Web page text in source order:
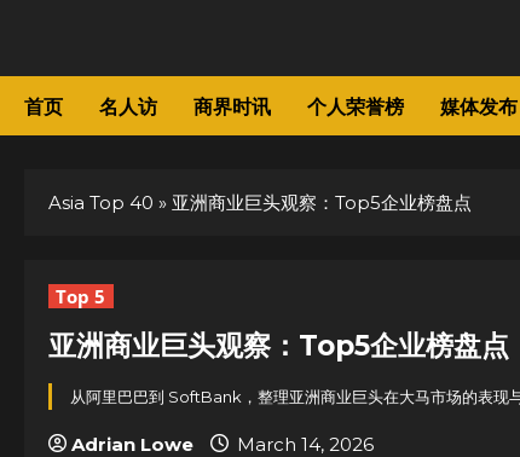
content
首页 名人访 商界时讯 个人荣誉榜 媒体发布
Asia Top 40 » 亚洲商业巨头观察：Top5企业榜盘点
Top 5
亚洲商业巨头观察：Top5企业榜盘点
从阿里巴巴到 SoftBank，整理亚洲商业巨头在大马市场的表现
Adrian Lowe March 14, 2026